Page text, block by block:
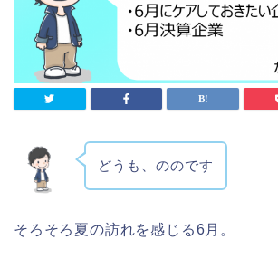
どうも、ののです
そろそろ夏の訪れを感じる6月。